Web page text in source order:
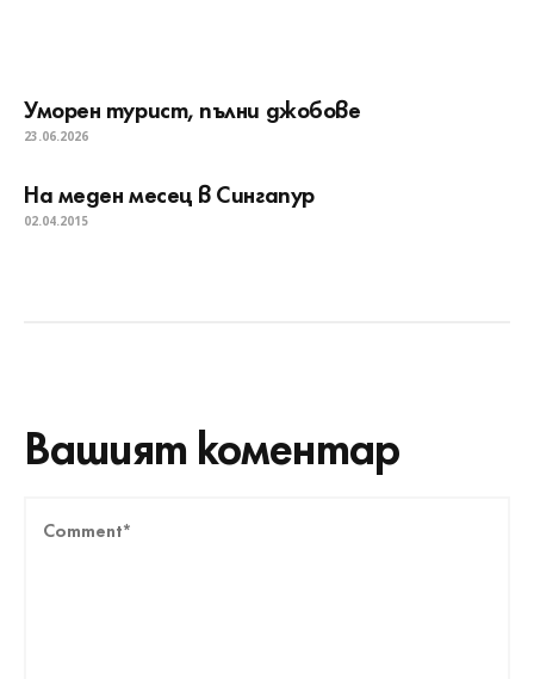
Уморен турист, пълни джобове
23.06.2026
На меден месец в Сингапур
02.04.2015
Вашият коментар